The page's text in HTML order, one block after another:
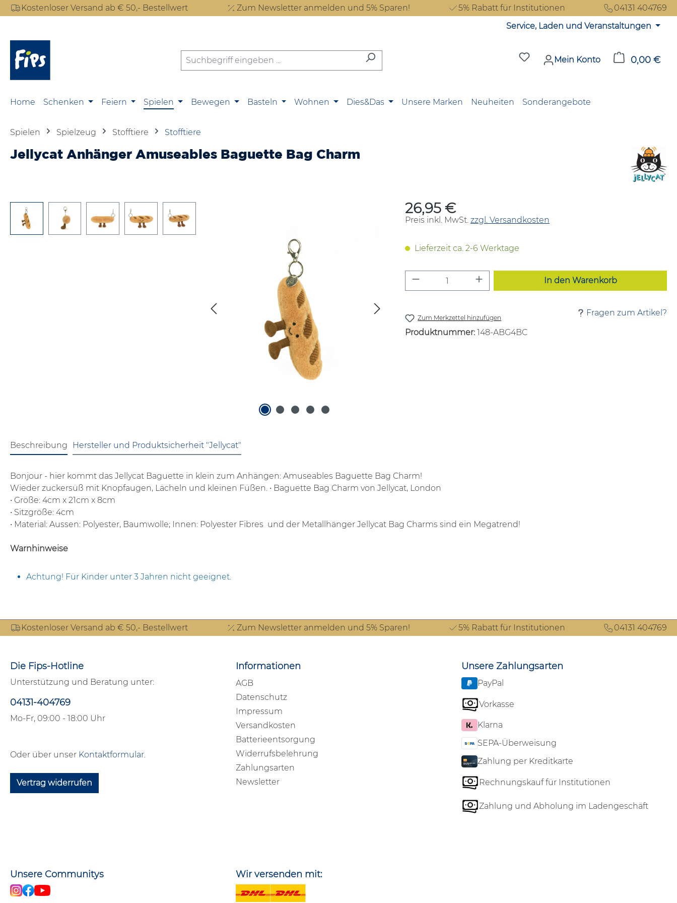
Hauptinhalt springen
Zur Suche springen
Zur Hauptnavigation springen
Kostenloser Versand ab € 50,- Bestellwert Zum Newsletter anmelden und 5% Sparen! 5% Rabatt für Institutionen
04131 404769
Service, Laden und Veranstaltungen
Du hast 0 Produkte auf dem
Mein Konto 0,00 €
Home Schenken Feiern Spielen Bewegen Basteln Wohnen Dies&Das Unsere Marken Neuheiten Sonderangebote
Spielen Spielzeug Stofftiere Stofftiere
Jellycat Anhänger Amuseables Baguette Bag Charm
Bildergalerie überspringen Regulärer Preis:
26,95 €
Preis inkl. MwSt. zzgl. Versandkosten
Lieferzeit ca. 2-6 Werktage
Produkt Anzahl: Gib den gewünschten Wert
In den Warenkorb
Zum Merkzettel hinzufügen
Fragen zum Artikel?
Produktnummer: 148-ABG4BC
Beschreibung Hersteller und Produktsicherheit "Jellycat"
Bonjour - hier kommt das Jellycat Baguette in klein zum Anhängen: Amuseables Baguette Bag Charm!
Wieder zuckersüß mit Knopfaugen, Lächeln und kleinen Füßen. • Baguette Bag Charm von Jellycat, London
• Größe: 4cm x 21cm x 8cm
• Sitzgröße: 4cm
• Material: Aussen: Polyester, Baumwolle; Innen: Polyester Fibres und der Metallhänger Jellycat Bag Charms sind ein Megatrend!
Warnhinweise
Achtung! Für Kinder unter 3 Jahren nicht geeignet.
Kostenloser Versand ab € 50,- Bestellwert Zum Newsletter anmelden und 5% Sparen! 5% Rabatt für Institutionen 04131 404769
Die Fips-Hotline
Unterstützung und Beratung unter:
04131-404769
Mo-Fr, 09:00 - 18:00 Uhr
Oder über unser Kontaktformular.
Vertrag widerrufen
Informationen
AGB
Datenschutz
Impressum
Versandkosten
Batterieentsorgung
Widerrufsbelehrung
Zahlungsarten
Newsletter
Unsere Zahlungsarten
PayPal
Vorkasse
Klarna
SEPA-Überweisung
Zahlung per Kreditkarte
Rechnungskauf für Institutionen
Zahlung und Abholung im Ladengeschäft
Unsere Communitys Wir versenden mit: